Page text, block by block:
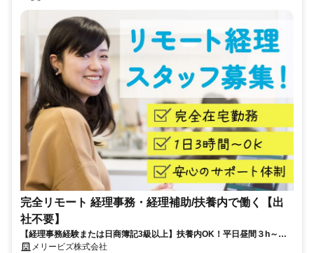
完全リモート 経理事務・経理補助/扶養内で働く【出
社不要】
【経理事務経験または日商簿記3級以上】扶養内OK！平日昼間３h～。
完全在宅で育児・介護中の方も大歓迎♪
メリービズ株式会社